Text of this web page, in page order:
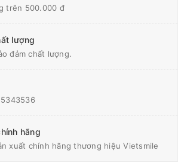
trên 500.000 đ
lượng
đảm chất lượng.
hãng
xuất chính hãng thương hiệu Vietsmile